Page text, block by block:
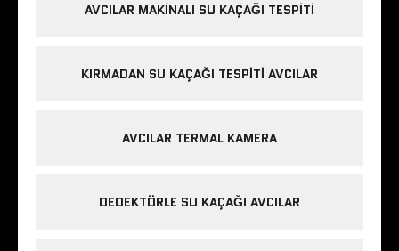
AVCILAR MAKINALI SU KAÇAĞI TESPITI
KIRMADAN SU KAÇAĞI TESPITI AVCILAR
AVCILAR TERMAL KAMERA
DEDEKTÖRLE SU KAÇAĞI AVCILAR